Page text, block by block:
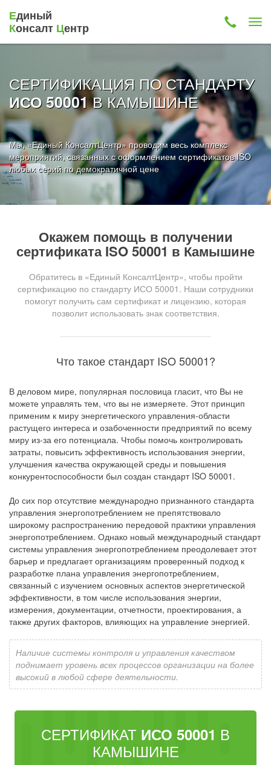
Единый
Консалт Центр
СЕРТИФИКАЦИЯ ПО СТАНДАРТУ
ИСО 50001В КАМЫШИНЕ
Мы, «Единый КонсалтЦентр» проводим весь комплекс
мероприятий, связанных с оформлением сертификатов ISO
любых серий по демократичной цене
Окажем помощь в получении
сертификата ISO 50001 в Камышине
Обратитесь в «Единый КонсалтЦентр», чтобы пройти
сертификацию по стандарту ИСО 50001. Наши сотрудники
помогут получить сам сертификат и лицензию, которая
позволит использовать знак соответствия.
Что такое стандарт ISO 50001?
В деловом мире, популярная пословица гласит, что Вы не
можете управлять тем, что вы не измеряете. Этот принцип
применим к миру энергетического управления-области
растущего интереса и озабоченности предприятий по всему
миру из-за его потенциала. Чтобы помочь контролировать
затраты, повысить эффективность использования энергии,
улучшения качества окружающей среды и повышения
конкурентоспособности был создан стандарт ISO 50001.
До сих пор отсутствие международно признанного стандарта
управления энергопотреблением не препятствовало
широкому распространению передовой практики управления
энергопотреблением. Однако новый международный стандарт
системы управления энергопотреблением преодолевает этот
барьер и предлагает организациям проверенный подход к
разработке плана управления энергопотреблением,
связанный с изучением основных аспектов энергетической
эффективности, в том числе использования энергии,
измерения, документации, отчетности, проектирования, а
также других факторов, влияющих на управление энергией.
Наличие системы контроля и управления качеством
поднимает уровень всех процессов организации на более
высокий в любой сфере деятельности.
СЕРТИФИКАТ ИСО 50001 В
КАМЫШИНЕ